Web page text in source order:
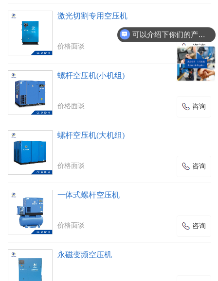
激光切割专用空压机
价格面谈 咨询
螺杆空压机(小机组)
价格面谈 咨询
螺杆空压机(大机组)
价格面谈 咨询
一体式螺杆空压机
价格面谈 咨询
永磁变频空压机
可以介绍下你们的产品么